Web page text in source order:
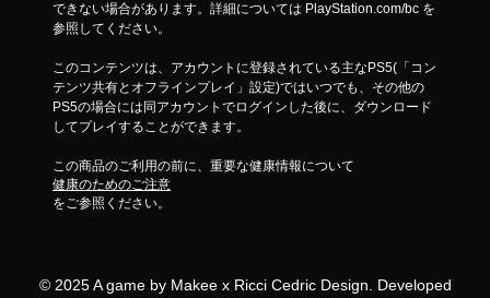
できない場合があります。詳細については PlayStation.com/bc を
参照してください。
このコンテンツは、アカウントに登録されている主なPS5(「コン
テンツ共有とオフラインプレイ」設定)ではいつでも、その他の
PS5の場合には同アカウントでログインした後に、ダウンロード
してプレイすることができます。
この商品のご利用の前に、重要な健康情報について
健康のためのご注意
をご参照ください。
© 2025 A game by Makee x Ricci Cedric Design. Developed